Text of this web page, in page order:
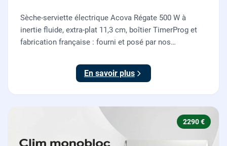
Sèche-serviette électrique Acova Régate 500 W à
inertie fluide, extra-plat 11,3 cm, boîtier TimerProg et
fabrication française : fourni et posé par nos
En savoir plus
2290 €